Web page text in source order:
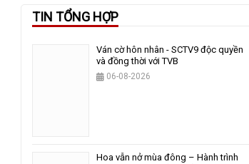
TIN TỔNG HỢP
Ván cờ hôn nhân - SCTV9 độc quyền
và đồng thời với TVB
06-08-2026
Hoa vẫn nở mùa đông – Hành trình